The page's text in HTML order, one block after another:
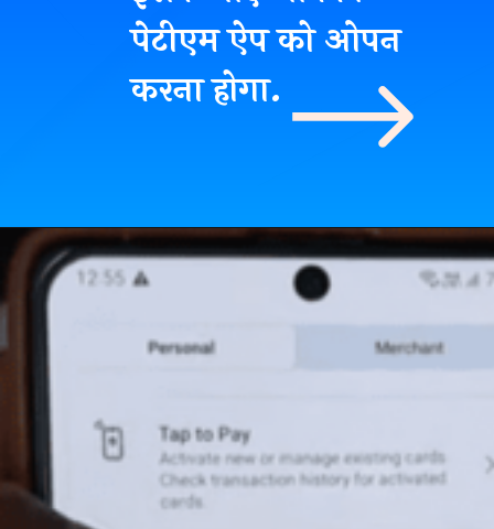
पेटीएम ऐप को ओपन
करना होगा.